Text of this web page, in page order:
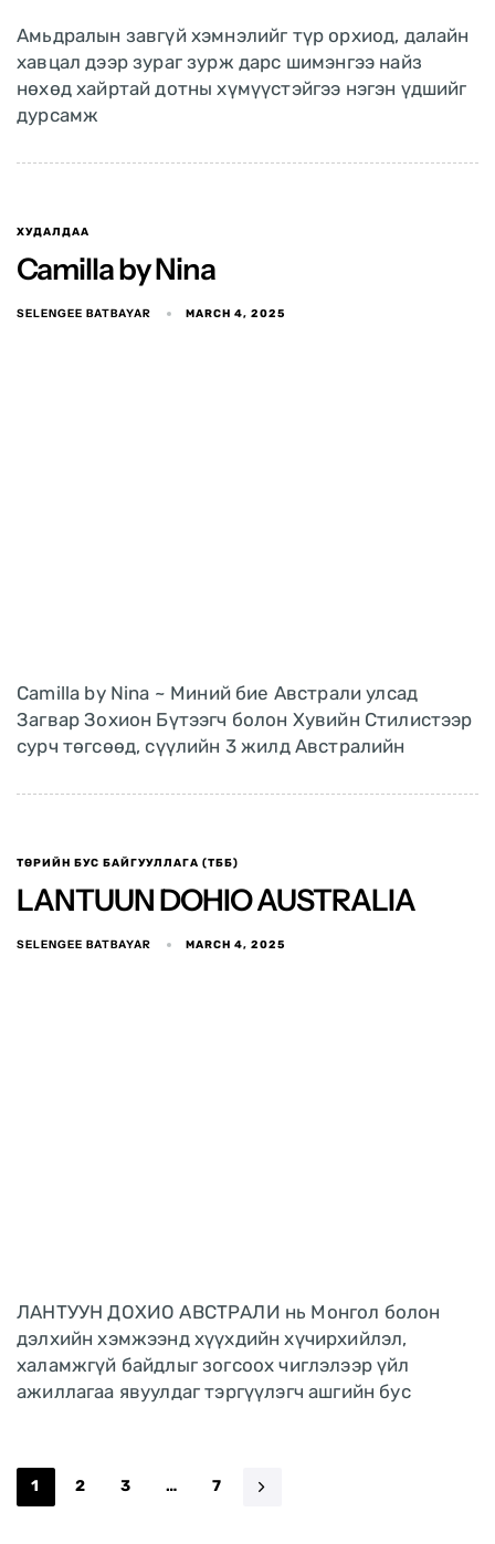
Амьдралын завгүй хэмнэлийг түр орхиод, далайн
хавцал дээр зураг зурж дарс шимэнгээ найз
нөхөд хайртай дотны хүмүүстэйгээ нэгэн үдшийг
дурсамж
ХУДАЛДАА
Camilla by Nina
SELENGEE BATBAYAR MARCH 4, 2025
Camilla by Nina ~ Миний бие Австрали улсад
Загвар Зохион Бүтээгч болон Хувийн Стилистээр
сурч төгсөөд, сүүлийн 3 жилд Австралийн
ТӨРИЙН БУС БАЙГУУЛЛАГА (ТББ)
LANTUUN DOHIO AUSTRALIA
SELENGEE BATBAYAR MARCH 4, 2025
ЛАНТУУН ДОХИО АВСТРАЛИ нь Монгол болон
дэлхийн хэмжээнд хүүхдийн хүчирхийлэл,
халамжгүй байдлыг зогсоох чиглэлээр үйл
ажиллагаа явуулдаг тэргүүлэгч ашгийн бус
1 2 3 … 7